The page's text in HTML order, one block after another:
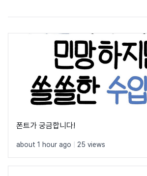
폰트가 궁금합니다!
about 1 hour ago 25 views